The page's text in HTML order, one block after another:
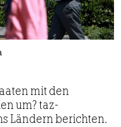
mit den
um? taz-
Ländern berichten.